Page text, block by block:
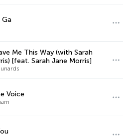
Ga
Me This Way (with Sarah
[feat. Sarah Jane Morris]
Voice